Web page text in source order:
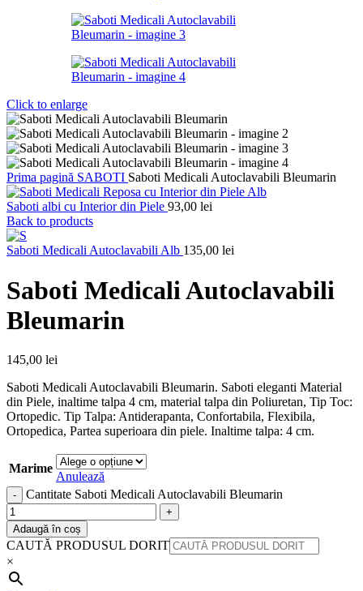
Click to enlarge
Prima pagină SABOTI Saboti Medicali Autoclavabili Bleumarin
Saboti albi cu Interior din Piele 93,00 lei
Back to products
Saboti Medicali Autoclavabili Alb 135,00 lei
Saboti Medicali Autoclavabili
Bleumarin
145,00 lei
Saboti Medicali Autoclavabili Bleumarin. Saboti eleganti Material
din Piele, inaltime talpa 4 cm, material talpa din Poliuretan, Tip Toc:
Ortopedic. Tip Talpa: Antiderapanta, Confortabila, Flexibila,
Ortopedica, Partea superioara din piele. Inaltime talpa: 4 cm.
Marime
Anulează
Cantitate Saboti Medicali Autoclavabili Bleumarin
Adaugă în coș
CAUTĂ PRODUSUL DORIT
×